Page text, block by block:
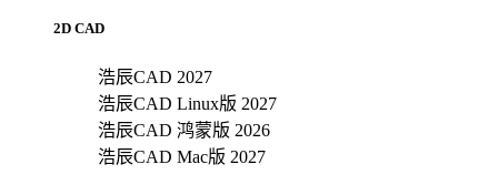
2D CAD
浩辰CAD 2027
浩辰CAD Linux版 2027
浩辰CAD 鸿蒙版 2026
浩辰CAD Mac版 2027